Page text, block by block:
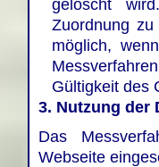
gelöscht
Zuordnung
möglich,
Gültigkeit des
3. Nutzung der
Das
Webseite